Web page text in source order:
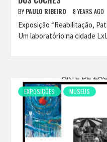
BY PAULO RIBEIRO 8 YEARS AGO
Exposição “Reabilitação,
Um laboratório na cidade
EXPOSIÇÕES MUSEUS